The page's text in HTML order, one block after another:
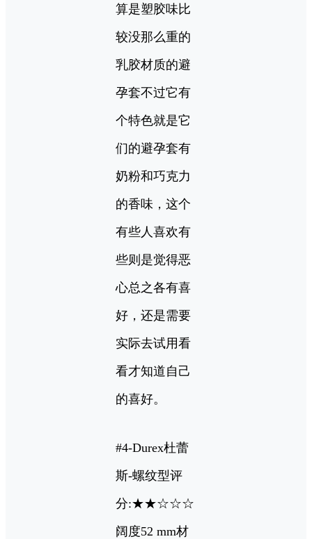
算是塑胶味比
较没那么重的
乳胶材质的避
孕套不过它有
个特色就是它
们的避孕套有
奶粉和巧克力
的香味，这个
有些人喜欢有
些则是觉得恶
心总之各有喜
好，还是需要
实际去试用看
看才知道自己
的喜好。
#4-Durex杜蕾
斯-螺纹型评
分:★★☆☆☆
阔度52 mm材